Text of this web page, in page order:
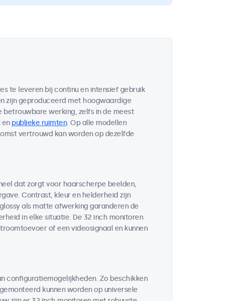
te leveren bij continu en intensief gebruik
zijn geproduceerd met hoogwaardige
betrouwbare werking, zelfs in de meest
en publieke ruimten. Op alle modellen
vertrouwd kan worden op dezelfde
dat zorgt voor haarscherpe beelden,
Contrast, kleur en helderheid zijn
als matte afwerking garanderen de
in elke situatie. De 32 inch monitoren
of een videosignaal en kunnen
configuratiemogelijkheden. Zo beschikken
kunnen worden op universele